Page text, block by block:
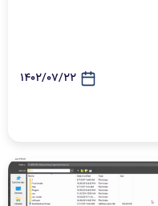
1402/07/22